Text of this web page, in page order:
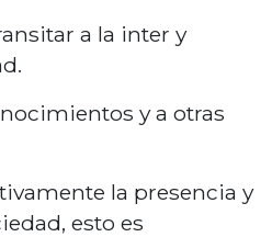
a la inter y
y a otras
la presencia y
esto es